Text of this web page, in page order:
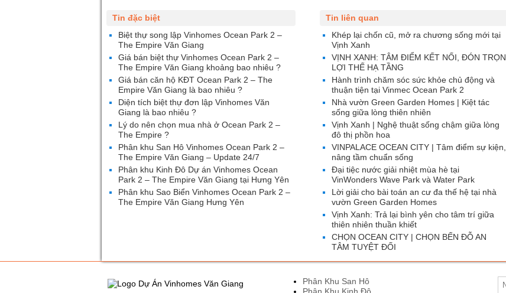
Tin liên quan
Khép lại chốn cũ, mở ra chương sống mới tại
Vịnh Xanh
VỊNH XANH: TÂM ĐIỂM KẾT NỐI, ĐÓN TRỌN
LỢI THẾ HẠ TẦNG
Hành trình chăm sóc sức khỏe chủ động và
thuận tiện tại Vinmec Ocean Park 2
Nhà vườn Green Garden Homes | Kiệt tác
sống giữa lòng thiên nhiên
Vịnh Xanh | Nghệ thuật sống chậm giữa lòng
đô thị phồn hoa
VINPALACE OCEAN CITY | Tâm điểm sự kiện,
nâng tầm chuẩn sống
Đại tiệc nước giải nhiệt mùa hè tại
VinWonders Wave Park và Water Park
Lời giải cho bài toán an cư đa thế hệ tại nhà
vườn Green Garden Homes
Vịnh Xanh: Trả lại bình yên cho tâm trí giữa
thiên nhiên thuần khiết
CHỌN OCEAN CITY | CHỌN BẾN ĐỖ AN
TÂM TUYỆT ĐỐI
Tin đặc biệt
Biệt thự song lập Vinhomes Ocean Park 2 –
The Empire Văn Giang
Giá bán biệt thự Vinhomes Ocean Park 2 –
The Empire Văn Giang khoảng bao nhiêu ?
Giá bán căn hộ KĐT Ocean Park 2 – The
Empire Văn Giang là bao nhiêu ?
Diện tích biệt thự đơn lập Vinhomes Văn
Giang là bao nhiêu ?
Lý do nên chọn mua nhà ở Ocean Park 2 –
The Empire ?
Phân khu San Hô Vinhomes Ocean Park 2 –
The Empire Văn Giang – Update 24/7
Phân khu Kinh Đô Dự án Vinhomes Ocean
Park 2 – The Empire Văn Giang tại Hưng Yên
Phân khu Sao Biển Vinhomes Ocean Park 2 –
The Empire Văn Giang Hưng Yên
Phân Khu San Hô